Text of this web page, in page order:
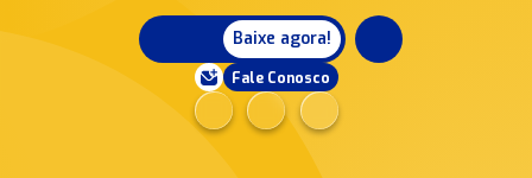
Baixe agora!
Fale Conosco